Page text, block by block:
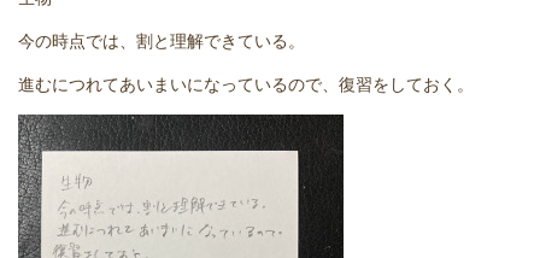
講師紹介
高卒認定試験とは
高卒認定試験にかかる費用
どうやって勉強する？
今の時点では、割と理解できている。
進むにつれてあいまいになっているので、復習をしておく。